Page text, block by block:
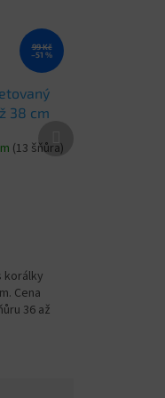
99 Kč
–51 %
38 cm
(13 šňůra)
korálky
Cena
36 až
produkt